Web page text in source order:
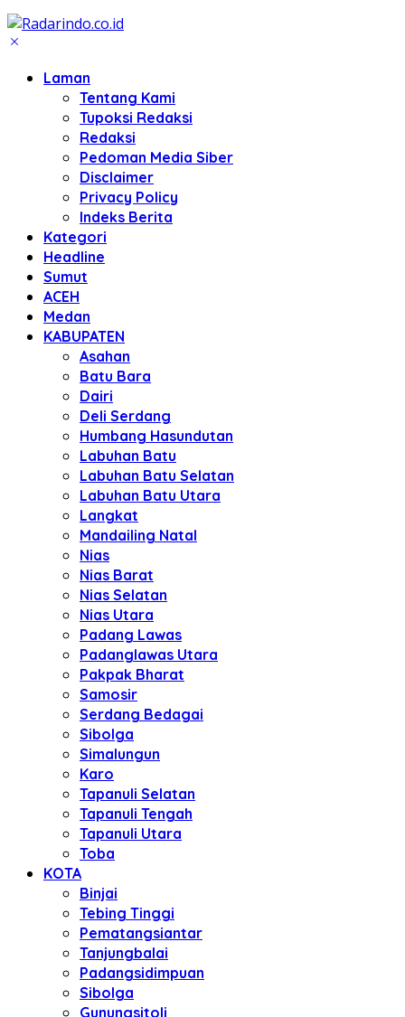
Laman
Tentang Kami
Tupoksi Redaksi
Redaksi
Pedoman Media Siber
Disclaimer
Privacy Policy
Indeks Berita
Kategori
Headline
Sumut
ACEH
Medan
KABUPATEN
Asahan
Batu Bara
Dairi
Deli Serdang
Humbang Hasundutan
Labuhan Batu
Labuhan Batu Selatan
Labuhan Batu Utara
Langkat
Mandailing Natal
Nias
Nias Barat
Nias Selatan
Nias Utara
Padang Lawas
Padanglawas Utara
Pakpak Bharat
Samosir
Serdang Bedagai
Sibolga
Simalungun
Karo
Tapanuli Selatan
Tapanuli Tengah
Tapanuli Utara
Toba
KOTA
Binjai
Tebing Tinggi
Pematangsiantar
Tanjungbalai
Padangsidimpuan
Sibolga
Gunungsitoli